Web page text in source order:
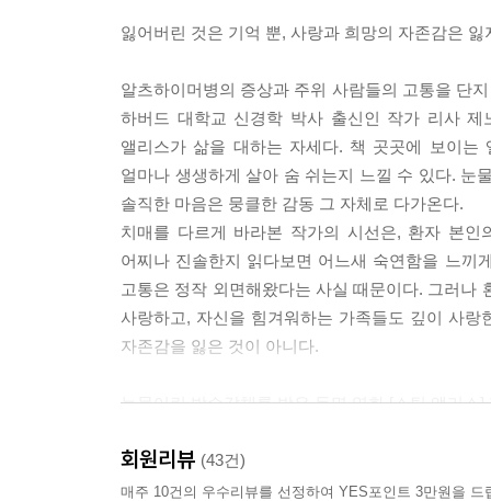
“사랑을 느꼈어. 그건 사랑에 관한 얘기야.”
“내가 제대로 느낀 거야?”
앨리스가 물었다.
“네, 엄마. 아주 정확하게 느낀 거예요.”
--- 「에필로그」중에서
잃어버린 것은 기억 뿐, 사랑과 희망의 자존감은 잃
알츠하이머병의 증상과 주위 사람들의 고통을 단
하버드 대학교 신경학 박사 출신인 작가 리사
앨리스가 삶을 대하는 자세다. 책 곳곳에 보이는
얼마나 생생하게 살아 숨 쉬는지 느낄 수 있다. 눈
솔직한 마음은 뭉클한 감동 그 자체로 다가온다.
치매를 다르게 바라본 작가의 시선은, 환자 본
어찌나 진솔한지 읽다보면 어느새 숙연함을 느끼
고통은 정작 외면해왔다는 사실 때문이다. 그러나
사랑하고, 자신을 힘겨워하는 가족들도 깊이 사
자존감을 잃은 것이 아니다.
눈물어린 박수갈채를 받은 동명 영화 [스틸 앨리스]
2015년 아카데미 여우주연상은 모든 사람의 예상
에서 앨리스 역할을 훌륭하게 연기해내며 ‘생애
회원리뷰 (43건)
매주 10건의 우수리뷰를 선정하여 YES포인트 3만원을 드